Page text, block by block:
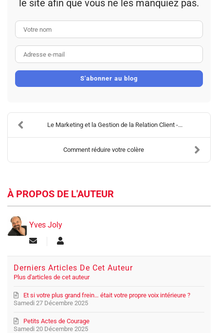
le site afin que vous ne les manquiez pas.
S'abonner au blog
Le Marketing et la Gestion de la Relation Client -...
Comment réduire votre colère
À PROPOS DE L'AUTEUR
Yves Joly
Suivre ce blogueur
Yves Joly
Derniers Articles De Cet Auteur
Plus d'articles de cet auteur
Samedi 27 Décembre 2025
Et si votre plus grand frein… était votre propre voix intérieure ?
Samedi 20 Décembre 2025
Petits Actes de Courage